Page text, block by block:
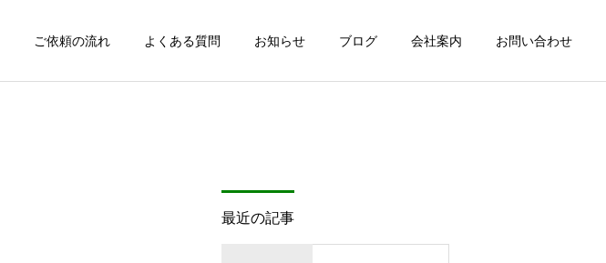
ご依頼の流れ よくある質問 お知らせ ブログ 会社案内 お問い合わせ
最近の記事